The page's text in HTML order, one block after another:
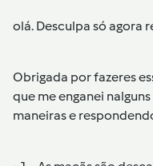
olá. Desculpa só agora
Obrigada por fazeres
que me enganei
maneiras e